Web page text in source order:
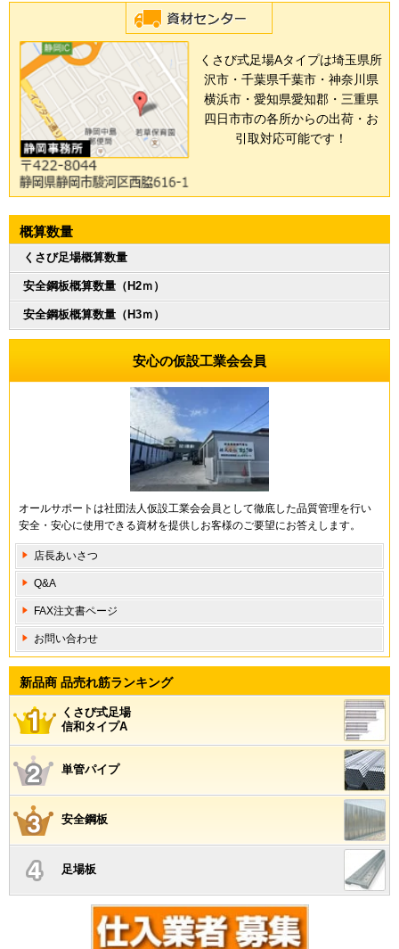
くさび式足場Aタイプは埼玉県所
沢市・千葉県千葉市・神奈川県
横浜市・愛知県愛知郡・三重県
四日市市の各所からの出荷・お
引取対応可能です！
概算数量
くさび足場概算数量
安全鋼板概算数量（H2ｍ）
安全鋼板概算数量（H3ｍ）
安心の仮設工業会会員
オールサポートは社団法人仮設工業会会員として徹底した品質管理を行い
安全・安心に使用できる資材を提供しお客様のご要望にお答えします。
店長あいさつ
Q&A
FAX注文書ページ
お問い合わせ
新品商 品売れ筋ランキング
くさび式足場
信和タイプA
単管パイプ
安全鋼板
足場板